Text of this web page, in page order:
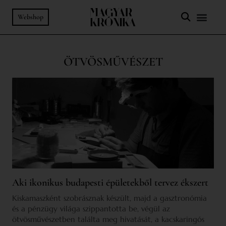
Webshop
ÖTVÖSMŰVÉSZET
Aki ikonikus budapesti épületekből tervez ékszert
Kiskamaszként szobrásznak készült, majd a gasztronómia
és a pénzügy világa szippantotta be, végül az
ötvösművészetben találta meg hivatását, a kacskaringós